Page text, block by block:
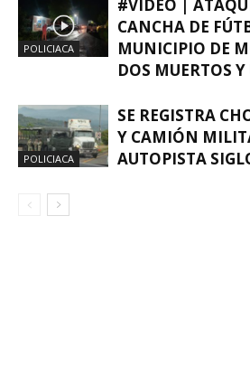
POLICIACA
#VIDEO |
CANCHA DE
MUNICIPIO DE
DOS MUERTOS
POLICIACA
SE REGISTRA
Y CAMIÓN
AUTOPISTA